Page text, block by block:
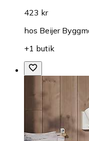
423 kr
hos Beijer
+1 butik